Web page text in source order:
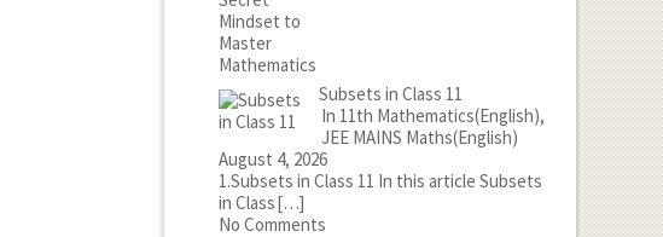
Subsets in Class 11
In 11th Mathematics(English),
JEE MAINS Maths(English)
August 4, 2026
1.Subsets in Class 11 In this article Subsets
in Class[…]
No Comments